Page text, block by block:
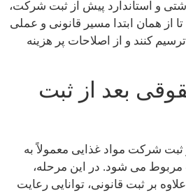
و استاندارد پیش از ثبت شرکت،
از همان ابتدا مسیر قانونی و عملی
کنند و از اصلاحات پر هزینه
بعد از ثبت
شرکت مواد غذایی معمولاً به
مربوط می شود. در این مرحله،
بر ثبت قانونی، توانایی رعایت